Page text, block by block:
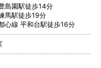
園駅徒歩14分
馬駅徒歩19分
線 平和台駅徒歩16分